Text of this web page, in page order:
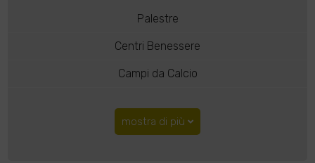
Palestre
Centri Benessere
Campi da Calcio
mostra di più